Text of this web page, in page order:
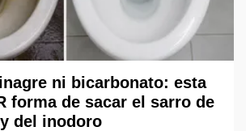
ni bicarbonato: esta
forma de sacar el sarro de
del inodoro